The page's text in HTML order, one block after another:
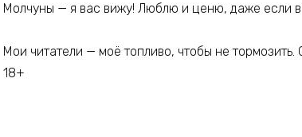
Молчуны — я вас вижу! Люблю и ценю, даже если
Мои читатели — моё топливо, чтобы не
18+